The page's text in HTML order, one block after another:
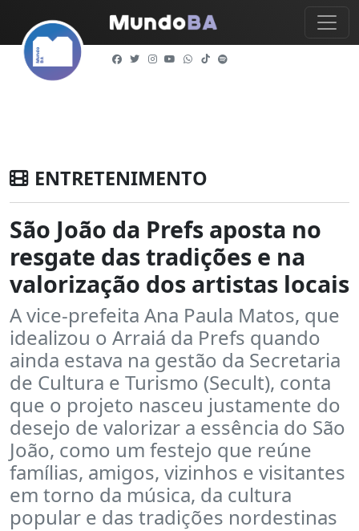
ENTRETENIMENTO
São João da Prefs aposta no
resgate das tradições e na
valorização dos artistas locais
A vice-prefeita Ana Paula Matos, que
idealizou o Arraiá da Prefs quando
ainda estava na gestão da Secretaria
de Cultura e Turismo (Secult), conta
que o projeto nasceu justamente do
desejo de valorizar a essência do São
João, como um festejo que reúne
famílias, amigos, vizinhos e visitantes
em torno da música, da cultura
popular e das tradições nordestinas